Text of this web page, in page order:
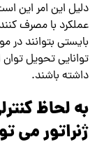
دلیل این امر این
عملکرد با مصرف
بایستی بتوانند در
توانایی تحویل توان
داشته باشند.
به لحاظ
ژنراتور می